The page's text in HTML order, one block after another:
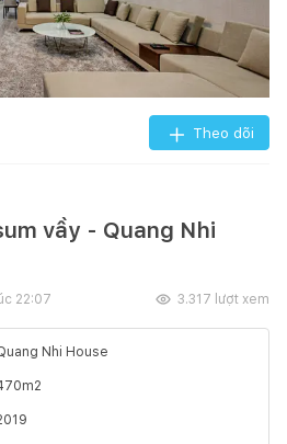
Theo dõi
vầy - Quang Nhi
22:07 3.317 lượt xem
Nhi House
m2